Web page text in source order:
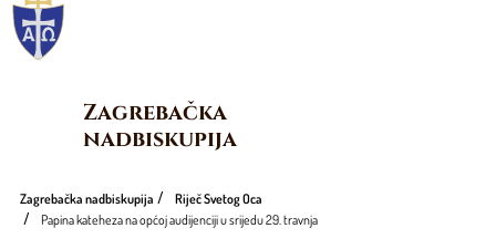
Zagrebačka
nadbiskupija
Zagrebačka nadbiskupija
Riječ Svetog Oca
Papina kateheza na općoj audijenciji u srijedu 29. travnja